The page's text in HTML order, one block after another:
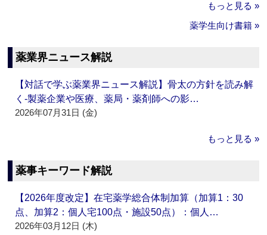
もっと見る »
薬学生向け書籍 »
薬業界ニュース解説
【対話で学ぶ薬業界ニュース解説】骨太の方針を読み解
く‐製薬企業や医療、薬局・薬剤師への影…
2026年07月31日 (金)
もっと見る »
薬事キーワード解説
【2026年度改定】在宅薬学総合体制加算（加算1：30
点、加算2：個人宅100点・施設50点）：個人…
2026年03月12日 (木)